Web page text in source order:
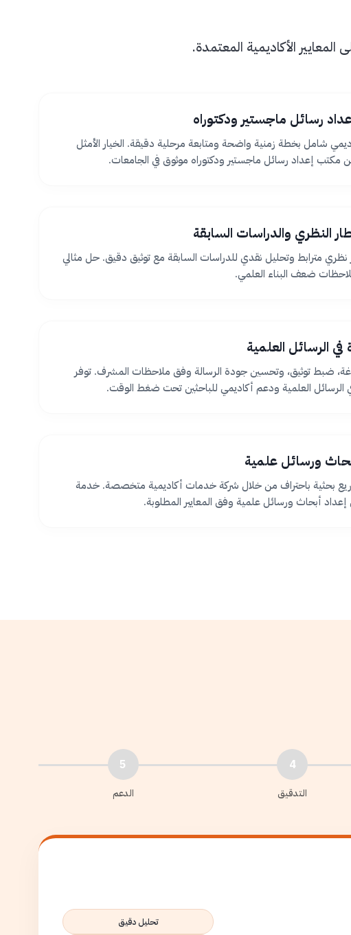
الأكاديمية المعتمدة.
رسائل ماجستير ودكتوراه
شامل بخطة زمنية واضحة ومتابعة مرحلية دقيقة. الخيار الأمثل
مكتب إعداد رسائل ماجستير ودكتوراه موثوق في الجامعات.
النظري والدراسات السابقة
نظري مترابط وتحليل نقدي للدراسات السابقة مع توثيق دقيق. حل مثالي
ضعف البناء العلمي.
الرسائل العلمية
ضبط توثيق، وتحسين جودة الرسالة وفق ملاحظات المشرف. توفر
الرسائل العلمية ودعم أكاديمي للباحثين تحت ضغط الوقت.
ورسائل علمية
بحثية باحتراف من خلال شركة خدمات أكاديمية متخصصة. خدمة
إعداد أبحاث ورسائل علمية وفق المعايير المطلوبة.
4
التدقيق
5
الدعم
تحليل دقيق